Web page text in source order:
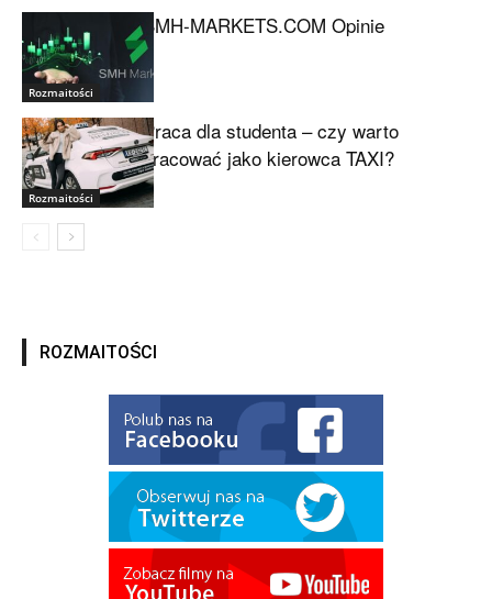
Rozmaitości
SMH-MARKETS.COM Opinie
Rozmaitości
Praca dla studenta – czy warto
pracować jako kierowca TAXI?
ROZMAITOŚCI